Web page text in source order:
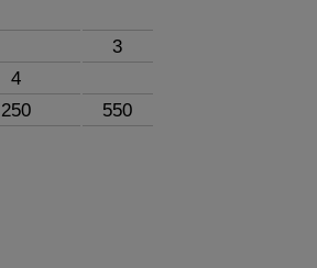
3
4
250 550